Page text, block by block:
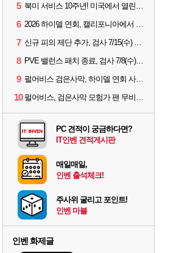
우리 나라의 주적은??
[134]
Ssf 정의를 내려 버린 디시인
100:8 보다 효율이 좋은 상향된 아제나 ㄷㄷ
레테 재사용 17번 터짐
비스트 챕터별 길찾기/지도 공략 (1 ~ 12장)
아주프로 4컷 만화 | 야간 보초는 너무 힘들어
리밋제로 테스트 때는 로비에 온라인 기능이 있는데
비스트 오브 리인카네이션 오픈 트레일러
5 북미 서비스 10주년! 미국에서 열린 '검은사막 하이델 연회'
6 2026 하이델 연회, 캘리포니아에서 개최
7 신규 피의 제단 추가, 검사 7/15(수) 패치 핵심 정리
8 PVE 밸런스 패치 종료, 검사 7/8(수) 패치 핵심 정리
9 펄어비스 검은사막, 하이델 연회 사전 이벤트 시작
10 펄어비스, 검은사막 모험가 팬 무비 '마디걸스' 글로벌 상영회 개최
PC 견적이 궁금하다면?
IT인벤 견적게시판
매일매일,
인벤 출석체크!
주사위 굴리고 포인트!
인벤 마블
인벤 화제글